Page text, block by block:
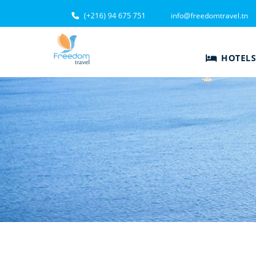
(+216) 94 675 751 info@freedomtravel.tn
HOTELS